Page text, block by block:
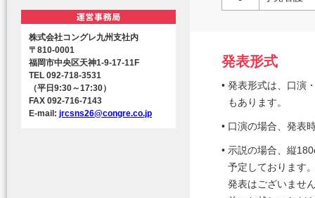
株式会社コングレ九州支社内
〒810-0001
福岡市中央区天神1-9-17-11F
TEL 092-718-3531
（平日9:30～17:30）
FAX 092-716-7143
E-mail: jrcsns26@congre.co.jp
発表形式
• 発表形式は、口演
もあります。
• 口演の場合、発表
• 示説の場合、縦
予定しております
発表はございませ